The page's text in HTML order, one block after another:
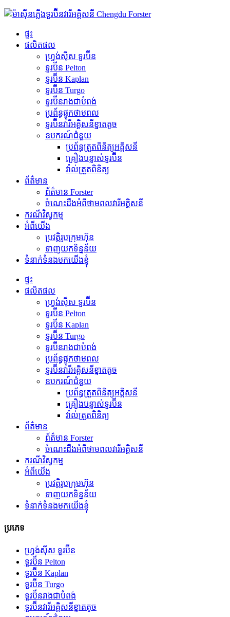
ផ្ទះ
ផលិតផល
ហ្វ្រង់ស៊ីស ទួរប៊ីន
ទួរប៊ីន Pelton
ទួរប៊ីន Kaplan
ទួរប៊ីន Turgo
ទួរប៊ីនរាងជាបំពង់
ប្រព័ន្ធផ្ទុកថាមពល
ទួរប៊ីន​វារីអគ្គិសនី​ខ្នាតតូច
ឧបករណ៍ជំនួយ
ប្រព័ន្ធត្រួតពិនិត្យអគ្គិសនី
គ្រឿងបន្លាស់ទួរប៊ីន
វ៉ាល់ត្រួតពិនិត្យ
ព័ត៌មាន
ព័ត៌មាន Forster
ចំណេះដឹងអំពីថាមពលវារីអគ្គិសនី
ករណីវិស្វកម្ម
អំពីយើង
ប្រវត្តិរូបក្រុមហ៊ុន
ទាញយកទិន្នន័យ
ទំនាក់ទំនងមកយើងខ្ញុំ
ផ្ទះ
ផលិតផល
ហ្វ្រង់ស៊ីស ទួរប៊ីន
ទួរប៊ីន Pelton
ទួរប៊ីន Kaplan
ទួរប៊ីន Turgo
ទួរប៊ីនរាងជាបំពង់
ប្រព័ន្ធផ្ទុកថាមពល
ទួរប៊ីន​វារីអគ្គិសនី​ខ្នាតតូច
ឧបករណ៍ជំនួយ
ប្រព័ន្ធត្រួតពិនិត្យអគ្គិសនី
គ្រឿងបន្លាស់ទួរប៊ីន
វ៉ាល់ត្រួតពិនិត្យ
ព័ត៌មាន
ព័ត៌មាន Forster
ចំណេះដឹងអំពីថាមពលវារីអគ្គិសនី
ករណីវិស្វកម្ម
អំពីយើង
ប្រវត្តិរូបក្រុមហ៊ុន
ទាញយកទិន្នន័យ
ទំនាក់ទំនងមកយើងខ្ញុំ
ប្រភេទ
ហ្វ្រង់ស៊ីស ទួរប៊ីន
ទួរប៊ីន Pelton
ទួរប៊ីន Kaplan
ទួរប៊ីន Turgo
ទួរប៊ីនរាងជាបំពង់
ទួរប៊ីន​វារីអគ្គិសនី​ខ្នាតតូច